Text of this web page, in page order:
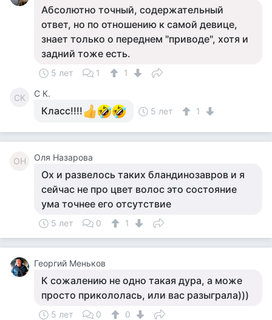
Абсолютно точный, содержательный
ответ, но по отношению к самой девице,
знает только о переднем "приводе", хотя и
задний тоже есть.
5 лет 1 1
СК С К.
Класс!!!! 5 лет 1
ОН Оля Назарова
Ох и развелось таких бландинозавров и я
сейчас не про цвет волос это состояние
ума точнее его отсутствие
5 лет 0 1
Георгий Меньков
К сожалению не одно такая дура, а може
просто прикололась, или вас разыграла)))
5 лет 0 0